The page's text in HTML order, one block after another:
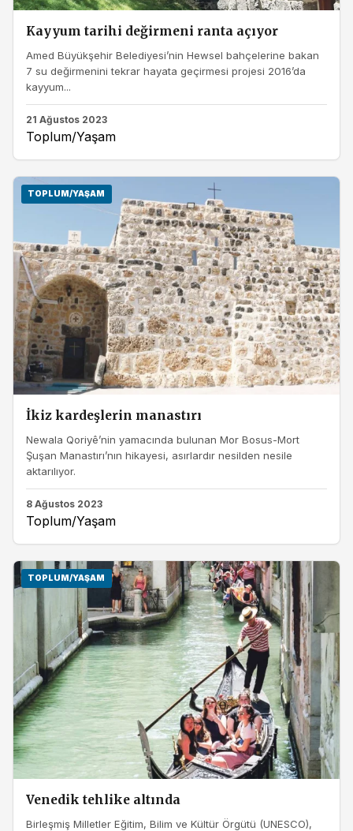
Kayyum tarihi değirmeni ranta açıyor
Amed Büyükşehir Belediyesi’nin Hewsel bahçelerine bakan
7 su değirmenini tekrar hayata geçirmesi projesi 2016’da
kayyum...
21 Ağustos 2023
Toplum/Yaşam
TOPLUM/YAŞAM
İkiz kardeşlerin manastırı
Newala Qoriyê’nin yamacında bulunan Mor Bosus-Mort
Şuşan Manastırı’nın hikayesi, asırlardır nesilden nesile
aktarılıyor.
8 Ağustos 2023
Toplum/Yaşam
TOPLUM/YAŞAM
Venedik tehlike altında
Birleşmiş Milletler Eğitim, Bilim ve Kültür Örgütü (UNESCO),